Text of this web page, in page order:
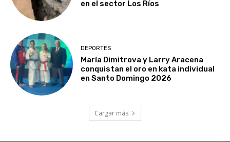
en el sector Los Ríos
DEPORTES
María Dimitrova y Larry Aracena
conquistan el oro en kata individual
en Santo Domingo 2026
Cargar más